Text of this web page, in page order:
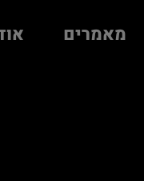
מאמרים